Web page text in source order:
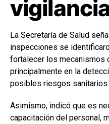
La Secretaría de Salud
inspecciones se
fortalecer los mecanismos
principalmente en la
posibles riesgos sanitarios.
Asimismo, indicó que es
capacitación del personal,